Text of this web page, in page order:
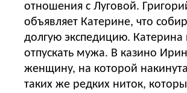
отношения с Луговой.
объявляет Катерине, что
долгую экспедицию. Катерина
отпускать мужа. В казино
женщину, на которой
таких же редких ниток,